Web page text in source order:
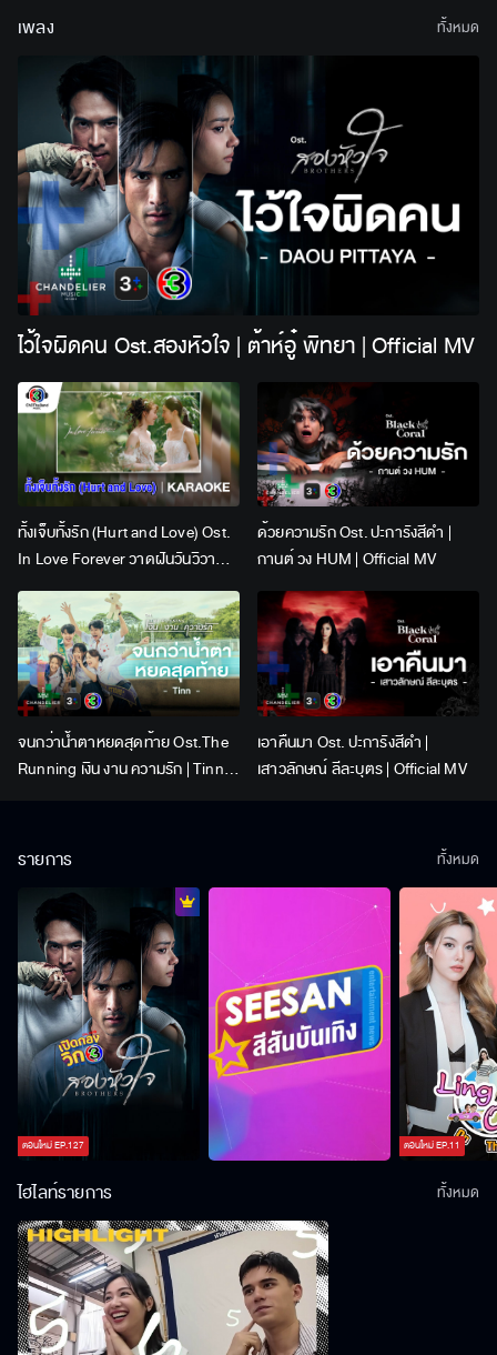
เพลง
ไว้ใจผิดคน Ost.สองหัวใจ | ต้าห์อู๋ พิทยา | Official MV
ทั้งเจ็บทั้งรัก (Hurt and Love) Ost.
In Love Forever วาดฝันวันวิวาห์ |
Lingling Kwong x Orm
Kornnaphat | Official Karaoke
ด้วยความรัก Ost. ปะการังสีดำ |
กานต์ วง HUM | Official MV
จนกว่าน้ำตาหยดสุดท้าย Ost.The
Running เงิน งาน ความรัก | Tinn |
เอาคืนมา Ost. ปะการังสีดำ |
เสาวลักษณ์ ลีละบุตร | Official MV
ทั้งหมด
รายการ
ตอนใหม่EP.127 ตอนใหม่EP.11
ทั้งหมด
ไฮไลท์รายการ ทั้งหมด